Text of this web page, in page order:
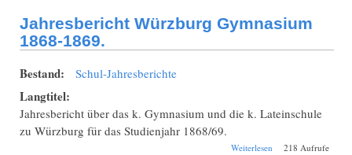
Jahresbericht Würzburg Gymnasium
1868-1869.
Bestand: Schul-Jahresberichte
Langtitel:
Jahresbericht über das k. Gymnasium und die k. Lateinschule
zu Würzburg für das Studienjahr 1868/69.
Weiterlesen über Jahresbericht
218 Aufrufe